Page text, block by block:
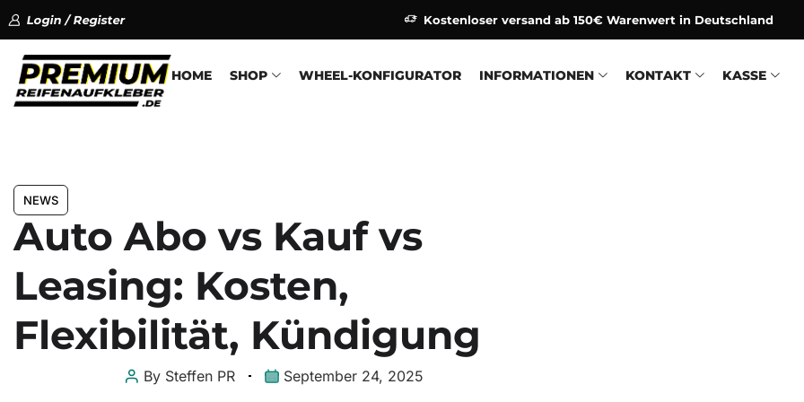
Login / Register Kostenloser versand ab 150€ Warenwert in Deutschland
HOME SHOP WHEEL-KONFIGURATOR INFORMATIONEN KONTAKT KASSE
NEWS
Auto Abo vs Kauf vs
Leasing: Kosten,
Flexibilität, Kündigung
BySteffen PR September 24, 2025